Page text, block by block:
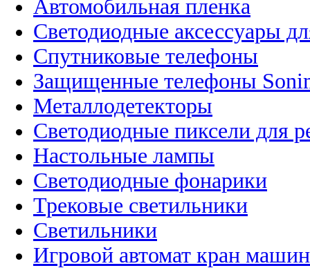
Автомобильная пленка
Светодиодные аксессуары
Спутниковые телефоны
Защищенные телефоны
Металлодетекторы
Светодиодные пиксели для
Настольные лампы
Светодиодные фонарики
Трековые светильники
Светильники
Игровой автомат кран